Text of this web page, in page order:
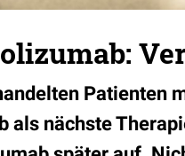
Patienten
als nächste